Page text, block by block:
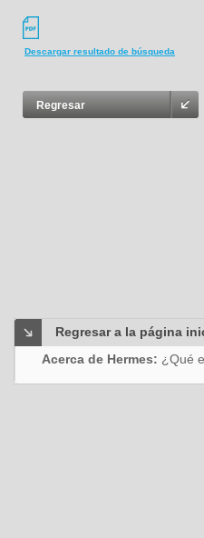
Descargar resultado de búsqueda
Regresar
Regresar a la página
Acerca de Hermes: ¿Qué